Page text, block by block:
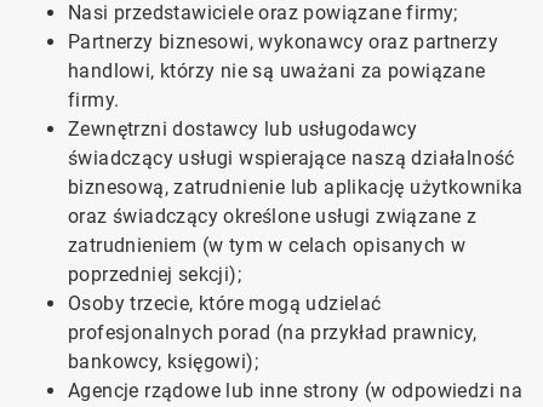
Nasi przedstawiciele oraz powiązane firmy;
Partnerzy biznesowi, wykonawcy oraz partnerzy
handlowi, którzy nie są uważani za powiązane
firmy.
Zewnętrzni dostawcy lub usługodawcy
świadczący usługi wspierające naszą działalność
biznesową, zatrudnienie lub aplikację użytkownika
oraz świadczący określone usługi związane z
zatrudnieniem (w tym w celach opisanych w
poprzedniej sekcji);
Osoby trzecie, które mogą udzielać
profesjonalnych porad (na przykład prawnicy,
bankowcy, księgowi);
Agencje rządowe lub inne strony (w odpowiedzi na